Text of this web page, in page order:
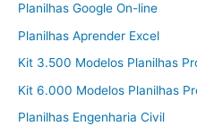
Planilhas Google On-line
Planilhas Aprender Excel
Kit 3.500 Modelos Planilhas
Kit 6.000 Modelos Planilhas
Planilhas Engenharia Civil